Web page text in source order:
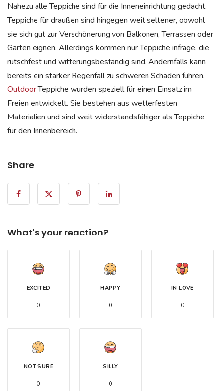
Nahezu alle Teppiche sind für die Inneneinrichtung gedacht.
Teppiche für draußen sind hingegen weit seltener, obwohl
sie sich gut zur Verschönerung von Balkonen, Terrassen oder
Gärten eignen. Allerdings kommen nur Teppiche infrage, die
rutschfest und witterungsbeständig sind. Andernfalls kann
bereits ein starker Regenfall zu schweren Schäden führen.
OutdoorTeppiche wurden speziell für einen Einsatz im
Freien entwickelt. Sie bestehen aus wetterfesten
Materialien und sind weit widerstandsfähiger als Teppiche
für den Innenbereich.
Share
What's your reaction?
EXCITED
0
HAPPY
0
IN LOVE
0
NOT SURE
0
SILLY
0